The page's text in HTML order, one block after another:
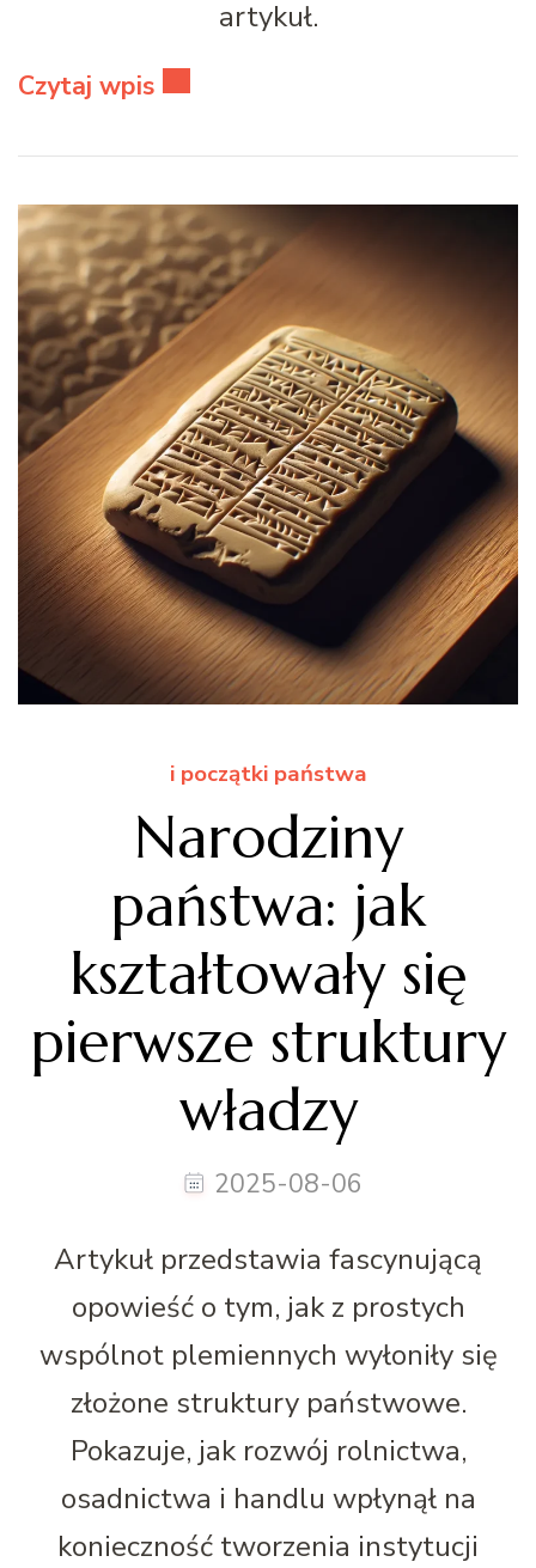
artykuł.
Czytaj wpis
i początki państwa
Narodziny
państwa: jak
kształtowały się
pierwsze struktury
władzy
2025-08-06
Artykuł przedstawia fascynującą
opowieść o tym, jak z prostych
wspólnot plemiennych wyłoniły się
złożone struktury państwowe.
Pokazuje, jak rozwój rolnictwa,
osadnictwa i handlu wpłynął na
konieczność tworzenia instytucji